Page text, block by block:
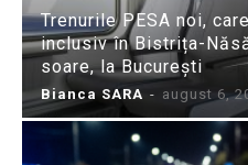
Trenurile PESA noi,
inclusiv în Bistrița-
soare, la București
Bianca SARA - august 6,